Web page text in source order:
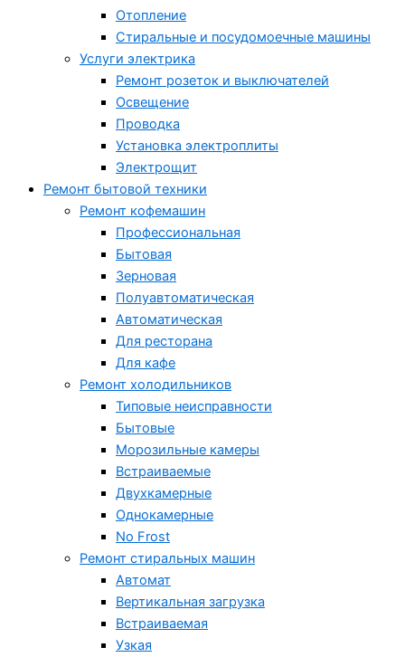
Отопление
Стиральные и посудомоечные машины
Услуги электрика
Ремонт розеток и выключателей
Освещение
Проводка
Установка электроплиты
Электрощит
Ремонт бытовой техники
Ремонт кофемашин
Профессиональная
Бытовая
Зерновая
Полуавтоматическая
Автоматическая
Для ресторана
Для кафе
Ремонт холодильников
Типовые неисправности
Бытовые
Морозильные камеры
Встраиваемые
Двухкамерные
Однокамерные
No Frost
Ремонт стиральных машин
Автомат
Вертикальная загрузка
Встраиваемая
Узкая